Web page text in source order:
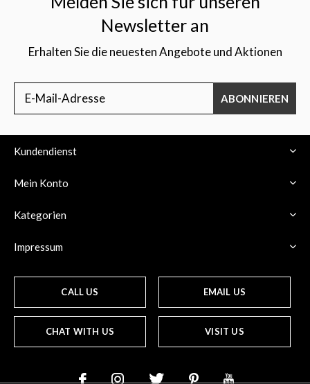
Newsletter an
Erhalten Sie die neuesten Angebote und Aktionen
ABONNIEREN
Kundendienst
Mein Konto
Kategorien
Impressum
CALL US EMAIL US
CHAT WITH US VISIT US